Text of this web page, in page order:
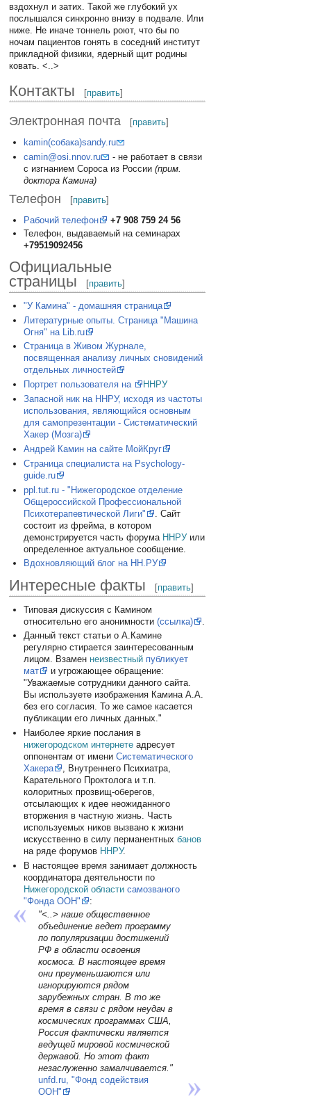
вздохнул и затих. Такой же глубокий ух
послышался синхронно внизу в подвале. Или
ниже. Не иначе тоннель роют, что бы по
ночам пациентов гонять в соседний институт
прикладной физики, ядерный щит родины
ковать. <..>
Контакты [править]
Электронная почта [править]
kamin(собака)sandy.ru
camin@osi.nnov.ru
- не работает в связи
с изгнанием Сороса из России (прим.
доктора Камина)
Телефон [править]
Рабочий телефон
+7 908 759 24 56
Телефон, выдаваемый на семинарах
+79519092456
Официальные
страницы
[править]
"У Камина" - домашняя страница
Литературные опыты. Страница "Машина
Огня" на Lib.ru
Страница в Живом Журнале,
посвященная анализу личных сновидений
отдельных личностей
Портрет пользователя на
ННРУ
Запасной ник на ННРУ, исходя из частоты
использования, являющийся основным
для самопрезентации - Систематический
Хакер (Мозга)
Андрей Камин на сайте МойКруг
Страница специалиста на Psychology-
guide.ru
ppl.tut.ru - "Нижегородское отделение
Общероссийской Профессиональной
Психотерапевтической Лиги"
. Сайт
состоит из фрейма, в котором
демонстрируется часть форума ННРУили
определенное актуальное сообщение.
Вдохновляющий блог на НН.РУ
Интересные факты [править]
Типовая дискуссия с Камином
относительно его анонимности (ссылка)
Данный текст статьи о А.Камине
регулярно стирается заинтересованным
лицом. Взамен неизвестный публикует
мат
и угрожающее обращение:
"Уважаемые сотрудники данного сайта.
Вы используете изображения Камина А.А.
без его согласия. То же самое касается
публикации его личных данных."
Наиболее яркие послания в
нижегородском интернетеадресует
оппонентам от имени Систематического
Хакера
, Внутреннего Психиатра,
Карательного Проктолога и т.п.
колоритных прозвищ-оберегов,
отсылающих к идее неожиданного
вторжения в частную жизнь. Часть
используемых ников вызвано к жизни
искусственно в силу перманентных банов
на ряде форумов ННРУ.
В настоящее время занимает должность
координатора деятельности по
Нижегородской области самозваного
"Фонда ООН"
:
"<..> наше общественное
объединение ведет программу
по популяризации достижений
РФ в области освоения
космоса. В настоящее время
они преуменьшаются или
игнорируются рядом
зарубежных стран. В то же
время в связи с рядом неудач в
космических программах США,
Россия фактически является
ведущей мировой космической
державой. Но этот факт
незаслуженно замалчивается."
unfd.ru, "Фонд содействия
ООН"